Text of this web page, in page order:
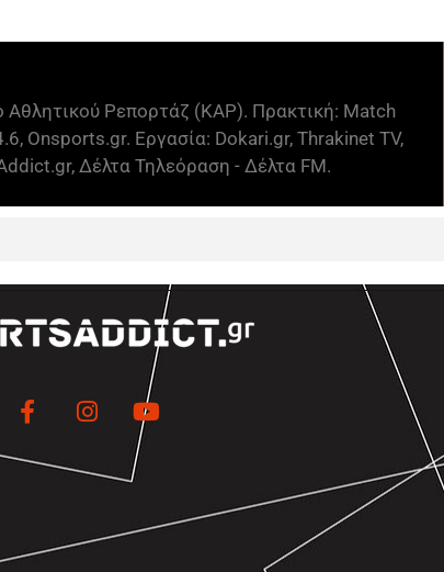
Ρεπορτάζ (ΚΑΡ). Πρακτική: Match
Onsports.gr. Εργασία: Dokari.gr, Thrakinet TV,
Δέλτα Τηλεόραση - Δέλτα FM.